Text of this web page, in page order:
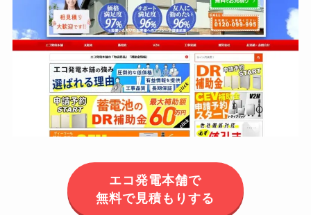
エコ発電本舗で
無料で見積もりする